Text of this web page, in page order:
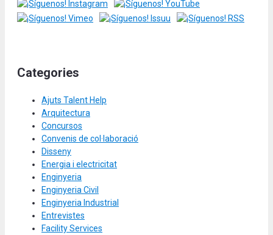
Categories
Ajuts Talent Help
Arquitectura
Concursos
Convenis de col·laboració
Disseny
Energia i electricitat
Enginyeria
Enginyeria Civil
Enginyeria Industrial
Entrevistes
Facility Services